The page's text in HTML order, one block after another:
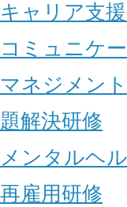
キャリア支
コミュニケ
マネジメン
題解決研修
メンタルヘ
再雇用研修